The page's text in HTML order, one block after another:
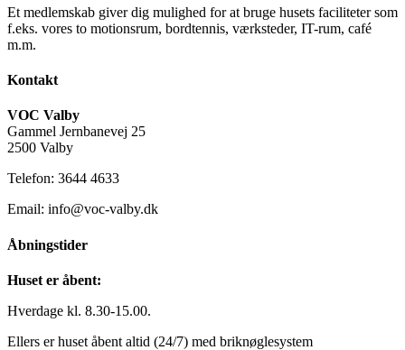
Et medlemskab giver dig mulighed for at bruge husets faciliteter som
f.eks. vores to motionsrum, bordtennis, værksteder, IT-rum, café
m.m.
Kontakt
VOC Valby
Gammel Jernbanevej 25
2500 Valby
Telefon: 3644 4633
Email: info@voc-valby.dk
Åbningstider
Huset er åbent:
Hverdage kl. 8.30-15.00.
Ellers er huset åbent altid (24/7) med briknøglesystem